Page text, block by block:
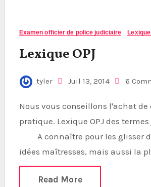
Examen officier de police judiciaire
Lexique OPJ
tyler Juil 13, 2014 6
Nous vous conseillons l'achat de ce livre très
pratique. Lexique OPJ des
A connaître pour les glisser
idées maîtresses, mais aussi la
Read More